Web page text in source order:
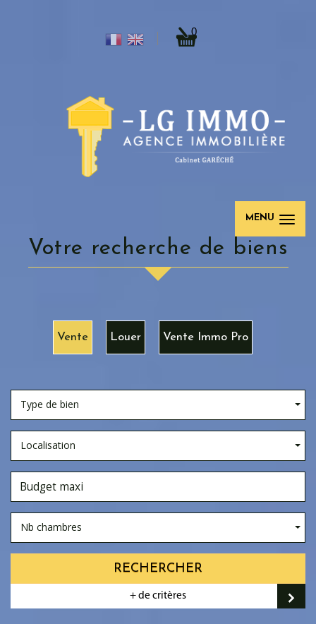
0
MENU
votre recherche de biens
Vente Louer Vente Immo Pro
Type de bien
Localisation
Nb chambres
RECHERCHER
+ de critères